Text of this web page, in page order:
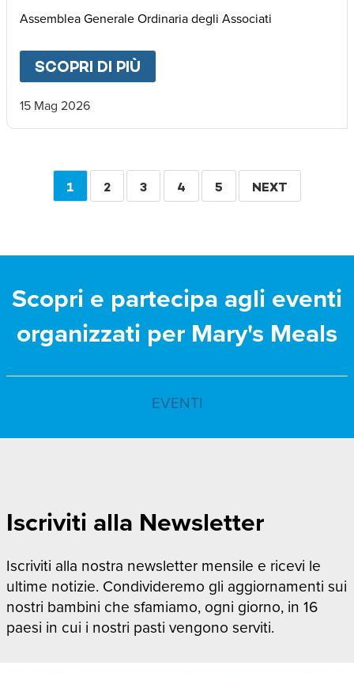
Assemblea Generale Ordinaria degli Associati
SCOPRI DI PIÙ
15 Mag 2026
Paginazione
PAGINA
1 PAGINA
2 PAGINA
3 PAGINA
4 PAGINA
5
PAGINA
NEXT
Scopri e partecipa agli eventi
organizzati per Mary's Meals
EVENTI
Iscriviti alla Newsletter
Iscriviti alla nostra newsletter mensile e ricevi le
ultime notizie. Condivideremo gli aggiornamenti sui
nostri bambini che sfamiamo, ogni giorno, in 16
paesi in cui i nostri pasti vengono serviti.